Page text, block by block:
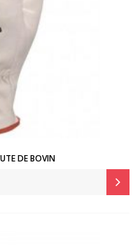
DE BOVIN